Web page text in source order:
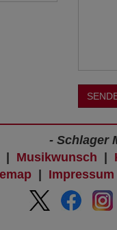
- Schlager
Musikwunsch
| Impressum